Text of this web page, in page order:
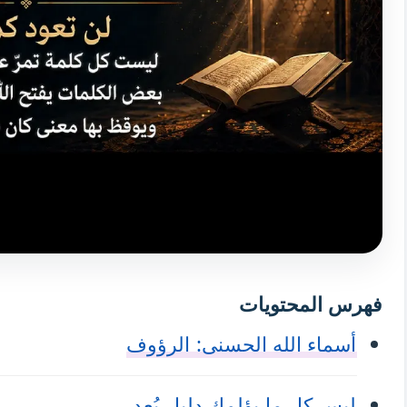
فهرس المحتويات
أسماء الله الحسنى: الرؤوف